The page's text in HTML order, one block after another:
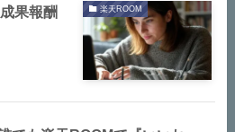
楽天ROOM
果報酬